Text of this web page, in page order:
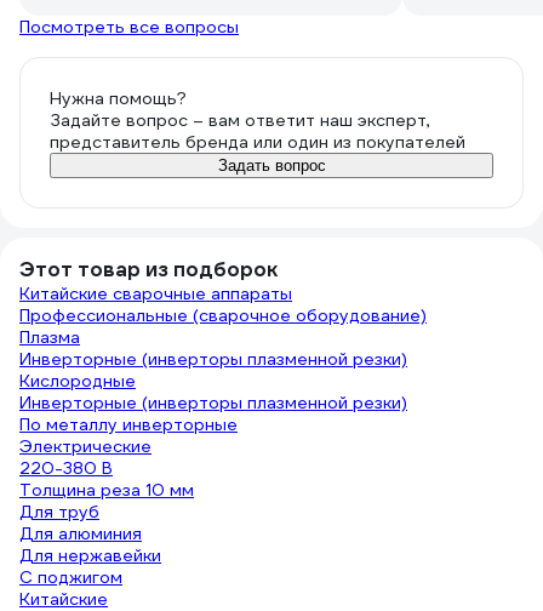
плазмотрона))))
режет...Остальное покажет время.
Посмотреть все вопросы
Нужна помощь?
Задайте вопрос – вам ответит наш эксперт,
представитель бренда или один из покупателей
Задать вопрос
Этот товар из подборок
Китайские сварочные аппараты
Профессиональные (сварочное оборудование)
Плазма
Инверторные (инверторы плазменной резки)
Кислородные
Инверторные (инверторы плазменной резки)
По металлу инверторные
Электрические
220-380 В
Толщина реза 10 мм
Для труб
Для алюминия
Для нержавейки
С поджигом
Китайские